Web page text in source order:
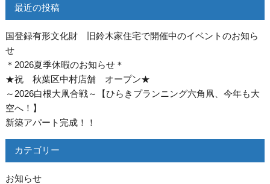
最近の投稿
国登録有形文化財 旧鈴木家住宅で開催中のイベントのお知ら
せ
＊2026夏季休暇のお知らせ＊
★祝 秋葉区中村店舗 オープン★
～2026白根大凧合戦～【ひらきプランニング六角凧、今年も大
空へ！】
新築アパート完成！！
カテゴリー
お知らせ